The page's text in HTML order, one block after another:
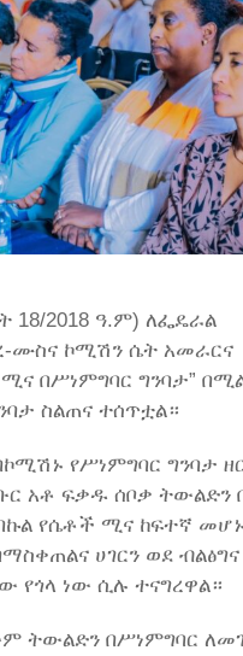
18/2018 ዓ.ም) ለፌዴራል
ሙስና ኮሚሽን ሴት አመራርና
በሥነምግባር ግንባታ”
ስልጠና ተሰጥቷል።
የሥነምግባር ግንባታ
አቶ ፍቃዱ ሰቦቃ ትውልድን
የሴቶች ሚና ከፍተኛ
ሀገርን ወደ ብልፅግና
የጎላ ነው ሲሉ ተናግረዋል።
ትውልድን በሥነምግባር